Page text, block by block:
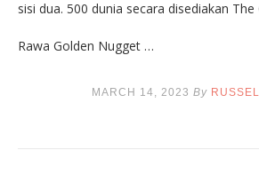
sisi dua. 500 dunia secara disediakan
Rawa Golden Nugget …
MARCH 14, 2023 By